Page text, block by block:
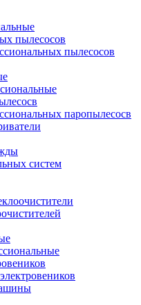
пылесосов
пылесосов
паропылесосв
систем